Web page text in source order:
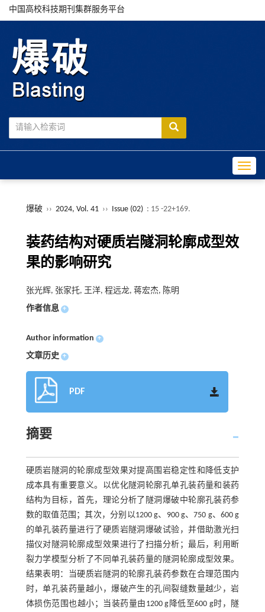
中国高校科技期刊集群服务平台
爆破 ›› 2024, Vol. 41 ›› Issue (02) : 15 -22+169.
装药结构对硬质岩隧洞轮廓成型效
果的影响研究
张光辉, 张家托, 王洋, 程远龙, 蒋宏杰, 陈明
作者信息 +
Author information +
文章历史 +
PDF
摘要
硬质岩隧洞的轮廓成型效果对提高围岩稳定性和降低支护
成本具有重要意义。以优化隧洞轮廓孔单孔装药量和装药
结构为目标，首先，理论分析了隧洞爆破中轮廓孔装药参
数的取值范围；其次，分别以1200 g、900 g、750 g、600 g
的单孔装药量进行了硬质岩隧洞爆破试验，并借助激光扫
描仪对隧洞轮廓成型效果进行了扫描分析；最后，利用断
裂力学模型分析了不同单孔装药量的隧洞轮廓成型效果。
结果表明：当硬质岩隧洞的轮廓孔装药参数在合理范围内
时，单孔装药量越小，爆破产生的孔间裂缝数量越少，岩
体损伤范围也越小；当装药量由1200 g降低至600 g时，隧